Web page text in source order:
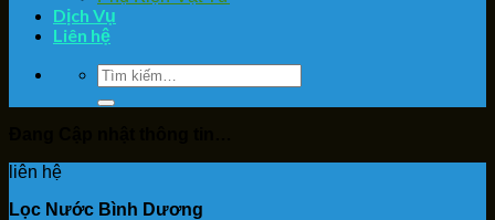
Dịch Vụ
Liên hệ
Tìm
kiếm:
liên hệ
Lọc Nước Bình Dương